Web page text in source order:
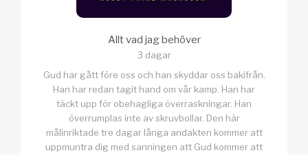
Allt vad jag behöver
3 dagar
Gud har gått före oss och han skyddar oss bakifrån.
Han har redan tagit hand om vår kamp. Han har
täckt upp för obehagliga överraskningar. Han
överrumplas inte av skruvbollar. Den här
målinriktade tre dagar långa andakten kommer att
uppmuntra dig med sanningen att Gud kommer att